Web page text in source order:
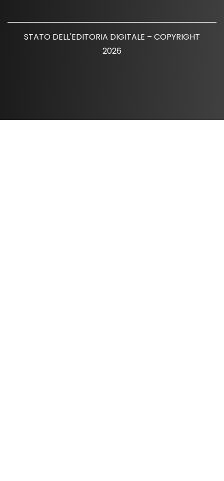
STATO DELL'EDITORIA DIGITALE – COPYRIGHT
2026